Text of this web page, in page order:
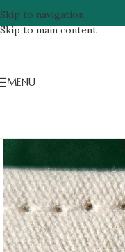
Skip to navigation
Skip to main content
MENU